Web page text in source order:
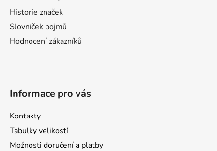
Historie značek
Slovníček pojmů
Hodnocení zákazníků
Informace pro vás
Kontakty
Tabulky velikostí
Možnosti doručení a platby